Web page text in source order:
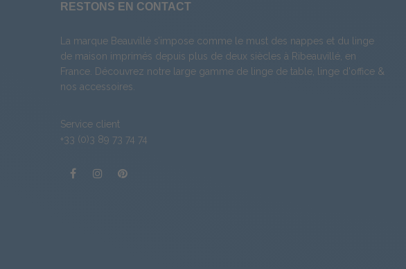
RESTONS EN CONTACT
La marque Beauvillé s’impose comme le must des nappes et du linge
de maison imprimés depuis plus de deux siècles à Ribeauvillé, en
France. Découvrez notre large gamme de linge de table linge d'office &
nos accessoires
Service client
+33 (0)3 89 73 74 74